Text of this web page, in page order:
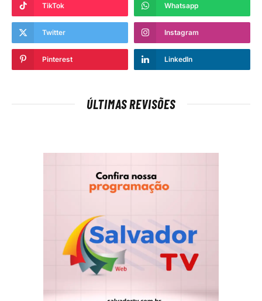
TikTok Whatsapp
Twitter Instagram
Pinterest LinkedIn
ÚLTIMAS REVISÕES